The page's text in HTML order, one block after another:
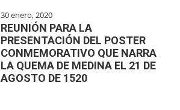
30 enero, 2020
REUNIÓN PARA LA
PRESENTACIÓN DEL POSTER
CONMEMORATIVO QUE NARRA
LA QUEMA DE MEDINA EL 21 DE
AGOSTO DE 1520